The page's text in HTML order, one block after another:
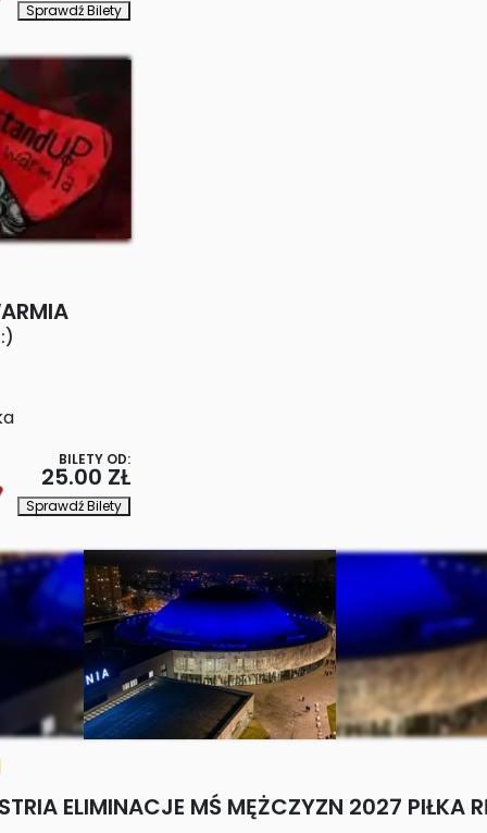
Sprawdź Bilety
BILETY OD:
25.00 ZŁ
Sprawdź Bilety
ELIMINACJE MŚ MĘŻCZYZN 2027 PIŁKA